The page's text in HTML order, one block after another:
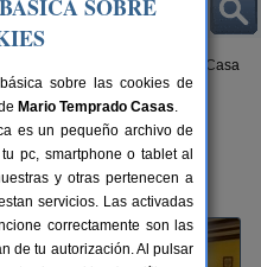
> Casa
(Alicante)
90 km de Alicante
SOBRE
sobre las cookies de
Mario Temprado Casas.
es un pequeño archivo de
pc, smartphone o tablet al
y otras pertenecen a
servicios. Las activadas
correctamente son las
de tu autorización. Al pulsar